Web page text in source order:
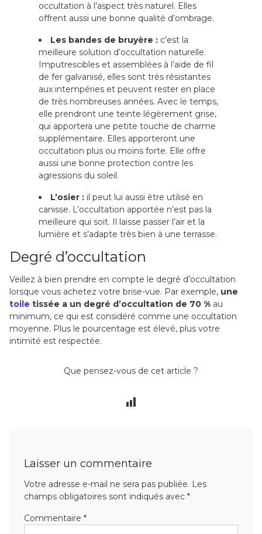
occultation à l’aspect très naturel. Elles
offrent aussi une bonne qualité d’ombrage.
Les bandes de bruyère : c’est la
meilleure solution d’occultation naturelle.
Imputrescibles et assemblées à l’aide de fil
de fer galvanisé, elles sont très résistantes
aux intempéries et peuvent rester en place
de très nombreuses années. Avec le temps,
elle prendront une teinte légèrement grise,
qui apportera une petite touche de charme
supplémentaire. Elles apporteront une
occultation plus ou moins forte. Elle offre
aussi une bonne protection contre les
agressions du soleil.
L’osier : il peut lui aussi être utilisé en
canisse. L’occultation apportée n’est pas la
meilleure qui soit. Il laisse passer l’air et la
lumière et s’adapte très bien à une terrasse.
Degré d’occultation
Veillez à bien prendre en compte le degré d’occultation
lorsque vous achetez votre brise-vue. Par exemple, une
toile tissée a un degré d’occultation de 70 % au
minimum, ce qui est considéré comme une occultation
moyenne. Plus le pourcentage est élevé, plus votre
intimité est respectée.
Que pensez-vous de cet article ?
Laisser un commentaire
Votre adresse e-mail ne sera pas publiée. Les
champs obligatoires sont indiqués avec *
Commentaire *